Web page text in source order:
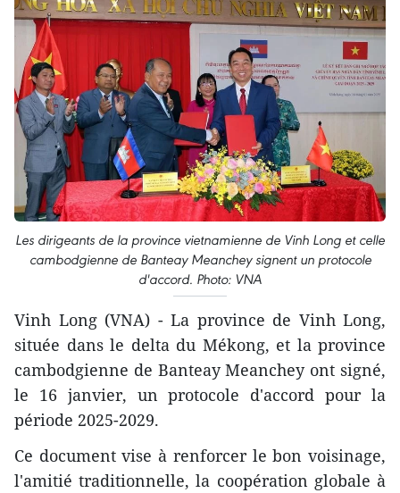
Les dirigeants de la province vietnamienne de Vinh Long et celle
cambodgienne de Banteay Meanchey signent un protocole
d'accord. Photo: VNA
Vinh Long (VNA) - La province de Vinh Long,
située dans le delta du Mékong, et la province
cambodgienne de Banteay Meanchey ont signé,
le 16 janvier, un protocole d'accord pour la
période 2025-2029.
Ce document vise à renforcer le bon voisinage,
l'amitié traditionnelle, la coopération globale à